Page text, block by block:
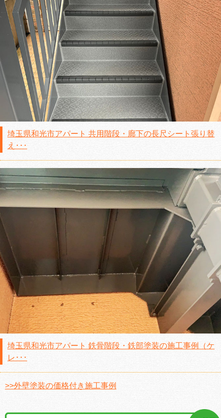
埼玉県和光市アパート 共用階段・廊下の長尺シート張り替
え･･･
埼玉県和光市アパート 鉄骨階段・鉄部塗装の施工事例（ケ
レ･･･
>>外壁塗装の価格付き施工事例